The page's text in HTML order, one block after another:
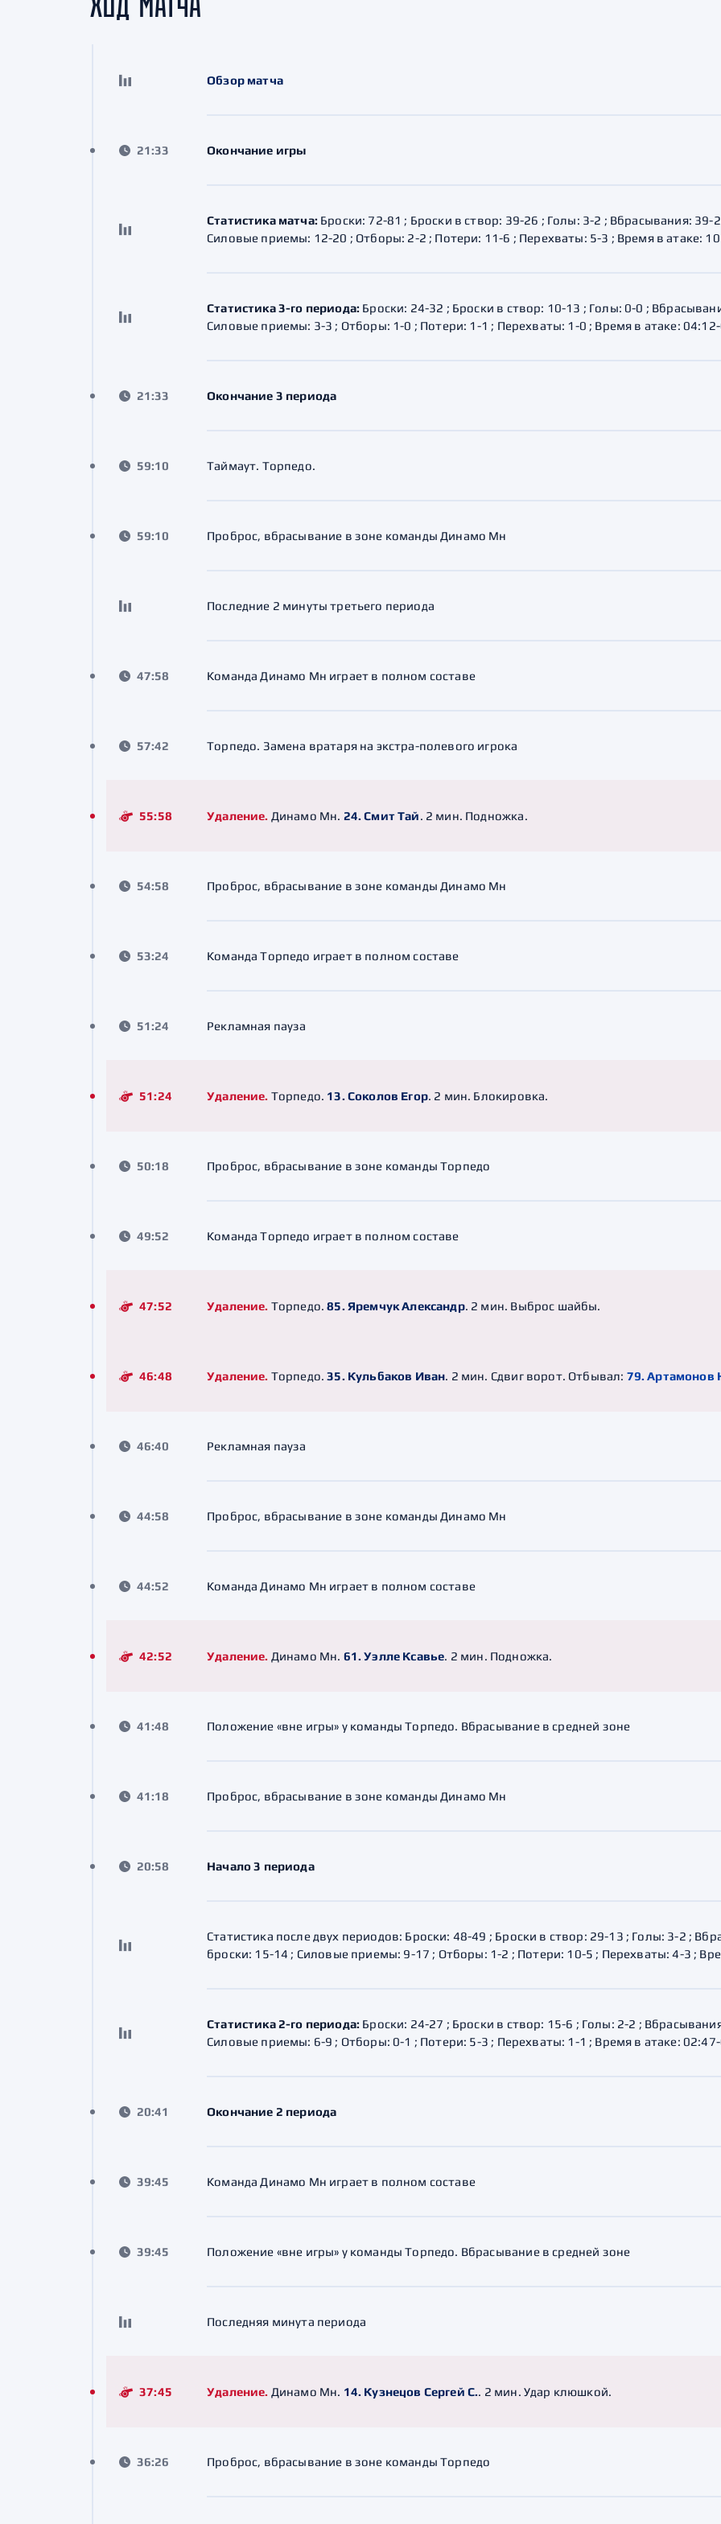
Шанхайские Драконы
Обзор матча
21:33 Окончание игры
Статистика матча: Броски: 72-81 ; Броски в створ: 39-26 ; Голы: 3-2 ; Вбрасывания:
Силовые приемы: 12-20 ; Отборы: 2-2 ; Потери: 11-6 ; Перехваты: 5-3 ; Время в атаке:
Статистика 3-го периода: Броски: 24-32 ; Броски в створ: 10-13 ; Голы: 0-0 ;
Силовые приемы: 3-3 ; Отборы: 1-0 ; Потери: 1-1 ; Перехваты: 1-0 ; Время в атаке:
21:33 Окончание 3 периода
59:10 Таймаут. Торпедо.
59:10 Проброс, вбрасывание в зоне команды Динамо Мн
Последние 2 минуты третьего периода
47:58 Команда Динамо Мн играет в полном составе
57:42 Торпедо. Замена вратаря на экстра-полевого игрока
55:58 Удаление. Динамо Мн. 24. Смит Тай. 2 мин. Подножка.
54:58 Проброс, вбрасывание в зоне команды Динамо Мн
53:24 Команда Торпедо играет в полном составе
51:24 Рекламная пауза
51:24 Удаление. Торпедо. 13. Соколов Егор. 2 мин. Блокировка.
50:18 Проброс, вбрасывание в зоне команды Торпедо
49:52 Команда Торпедо играет в полном составе
47:52 Удаление. Торпедо.85. Яремчук Александр. 2 мин. Выброс шайбы.
46:48 Удаление. Торпедо.35. Кульбаков Иван. 2 мин. Сдвиг ворот. Отбывал: 79. Артамонов
46:40 Рекламная пауза
44:58 Проброс, вбрасывание в зоне команды Динамо Мн
44:52 Команда Динамо Мн играет в полном составе
42:52 Удаление. Динамо Мн. 61. Уэлле Ксавье. 2 мин. Подножка.
41:48 Положение «вне игры» у команды Торпедо. Вбрасывание в средней зоне
41:18 Проброс, вбрасывание в зоне команды Динамо Мн
20:58 Начало 3 периода
Статистика после двух периодов: Броски: 48-49 ; Броски в створ: 29-13 ; Голы: 3-2 ;
броски: 15-14 ; Силовые приемы: 9-17 ; Отборы: 1-2 ; Потери: 10-5 ; Перехваты: 4-3 ;
Статистика 2-го периода: Броски: 24-27 ; Броски в створ: 15-6 ; Голы: 2-2 ;
Силовые приемы: 6-9 ; Отборы: 0-1 ; Потери: 5-3 ; Перехваты: 1-1 ; Время в атаке:
20:41 Окончание 2 периода
39:45 Команда Динамо Мн играет в полном составе
39:45 Положение «вне игры» у команды Торпедо. Вбрасывание в средней зоне
Последняя минута периода
37:45 Удаление. Динамо Мн. 14. Кузнецов Сергей С.. 2 мин. Удар клюшкой.
36:26 Проброс, вбрасывание в зоне команды Торпедо